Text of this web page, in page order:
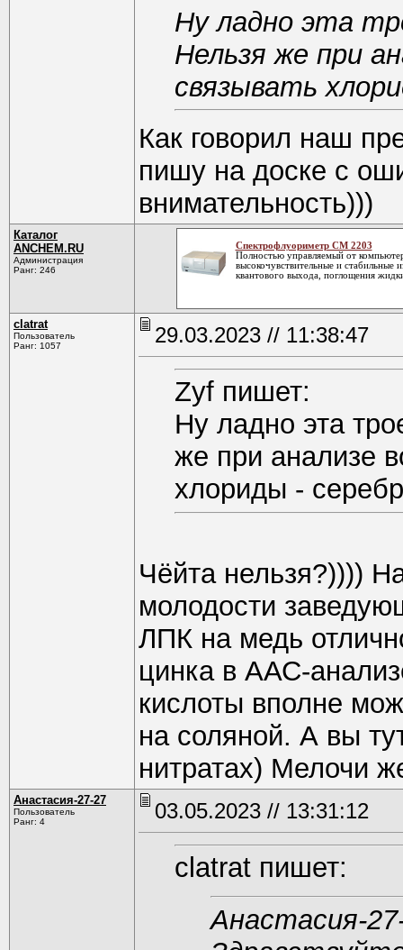
Ну ладно эта
Нельзя же при
связывать
Как говорил наш
пишу на доске с
внимательность)))
Каталог
ANCHEM.RU
Администрация
Ранг: 246
Спектрофлуориметр CM 2203
Полностью управляемый от
высокочувствительные и стабильные
квантового выхода, поглощения
clatrat
Пользователь
Ранг: 1057
29.03.2023 // 11:38:47
Zyf пишет:
Ну ладно эта
же при анализе
хлориды -
Чёйта нельзя?))))
молодости
ЛПК на медь
цинка в ААС-
кислоты вполне
на соляной. А вы
нитратах) Мелочи
Анастасия-27-27
Пользователь
Ранг: 4
03.05.2023 // 13:31:12
clatrat пишет:
Анастасия-